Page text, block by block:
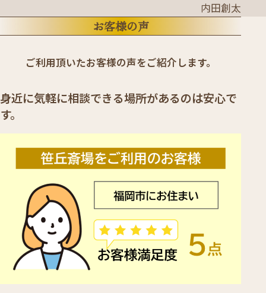
内田創太
お客様の声
ご利用頂いたお客様の声をご紹介します。
身近に気軽に相談できる場所があるのは安心で
す。